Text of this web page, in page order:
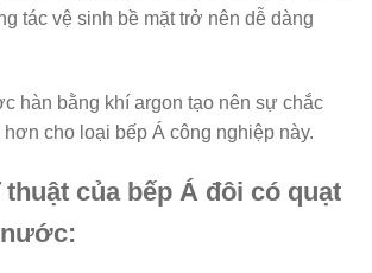
tác vệ sinh bề mặt trở nên dễ dàng
hàn bằng khí argon tạo nên sự chắc
hơn cho loại bếp Á công nghiệp này.
của bếp Á đôi có quạt